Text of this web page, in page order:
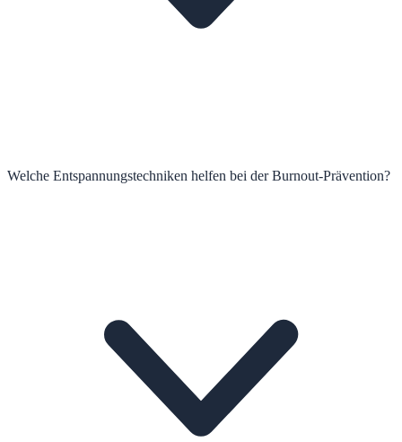
Welche Entspannungstechniken helfen bei der Burnout-Prävention?